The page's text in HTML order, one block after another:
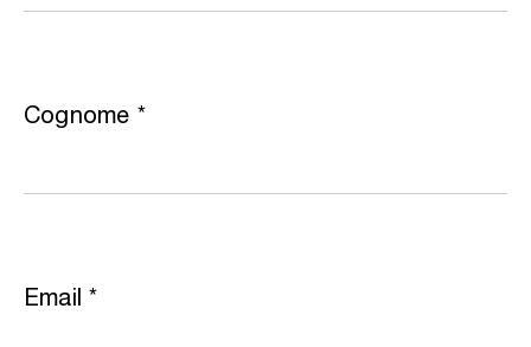
Cognome *
Email *